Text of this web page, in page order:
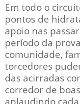
Em todo o
pontos de
apoio nas
período da
comunidade,
torcedores
das acirradas
corredor de
aplaudindo